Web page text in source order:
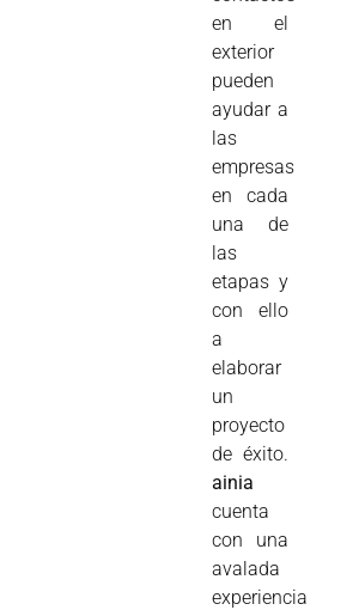
en el
exterior
pueden
ayudar a
las
empresas
en cada
una de
las
etapas y
con ello
a
elaborar
un
proyecto
de éxito.
ainia
cuenta
con una
avalada
experiencia